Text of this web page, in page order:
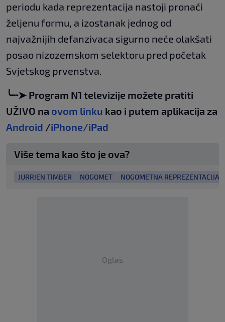
periodu kada reprezentacija nastoji pronaći
željenu formu, a izostanak jednog od
najvažnijih defanzivaca sigurno neće olakšati
posao nizozemskom selektoru pred početak
Svjetskog prvenstva.
╰┈➤ Program N1 televizije možete pratiti
UŽIVO na ovom linku kao i putem aplikacija za
Android /iPhone/iPad
Više tema kao što je ova?
JURRIEN TIMBER NOGOMET NOGOMETNA REPREZENTACIJA
Oglas